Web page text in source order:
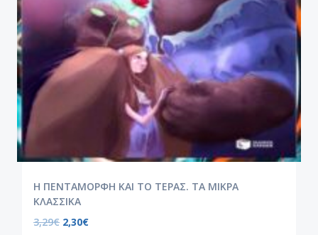
Η ΠΕΝΤΑΜΟΡΦΗ ΚΑΙ ΤΟ ΤΕΡΑΣ. ΤΑ ΜΙΚΡΑ
ΚΛΑΣΣΙΚΑ
3,29€ 2,30€